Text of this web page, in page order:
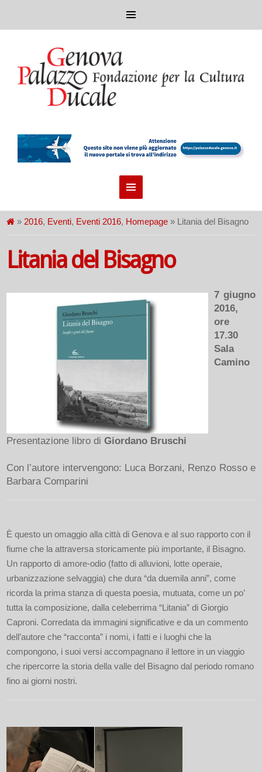
» 2016, Eventi, Eventi 2016, Homepage » Litania del Bisagno
Litania del Bisagno
7 giugno
2016,
ore
17.30
Sala
Camino
Presentazione libro diGiordano Bruschi
Con l’autore intervengono: Luca Borzani, Renzo Rosso e
Barbara Comparini
È questo un omaggio alla città di Genova e al suo rapporto con il
fiume che la attraversa storicamente più importante, il Bisagno.
Un rapporto di amore-odio (fatto di alluvioni, lotte operaie,
urbanizzazione selvaggia) che dura “da duemila anni”, come
ricorda la prima stanza di questa poesia, mutuata, come un po’
tutta la composizione, dalla celeberrima “Litania” di Giorgio
Caproni. Corredata da immagini significative e da un commento
dell’autore che “racconta” i nomi, i fatti e i luoghi che la
compongono, i suoi versi accompagnano il lettore in un viaggio
che ripercorre la storia della valle del Bisagno dal periodo romano
fino ai giorni nostri.